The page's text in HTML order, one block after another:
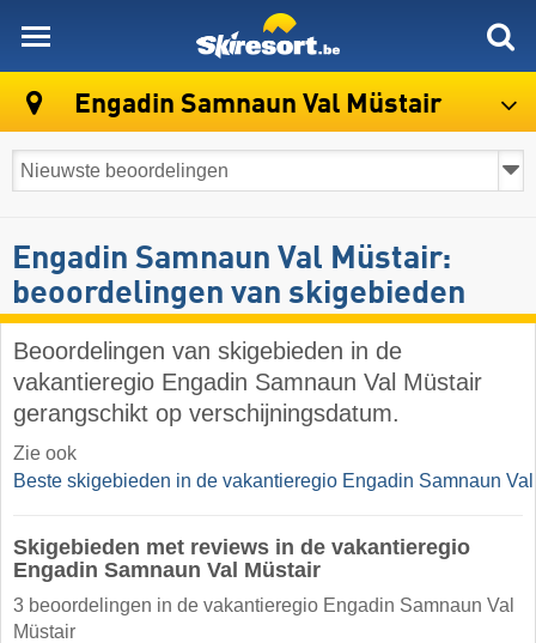
Engadin Samnaun Val Müstair
Engadin Samnaun Val Müstair:
beoordelingen van skigebieden
Beoordelingen van skigebieden in de
vakantieregio Engadin Samnaun Val Müstair
gerangschikt op verschijningsdatum.
Zie ook
Beste skigebieden in de vakantieregio Engadin Samnaun
Skigebieden met reviews in de vakantieregio
Engadin Samnaun Val Müstair
3 beoordelingen in de vakantieregio Engadin Samnaun Val
Müstair